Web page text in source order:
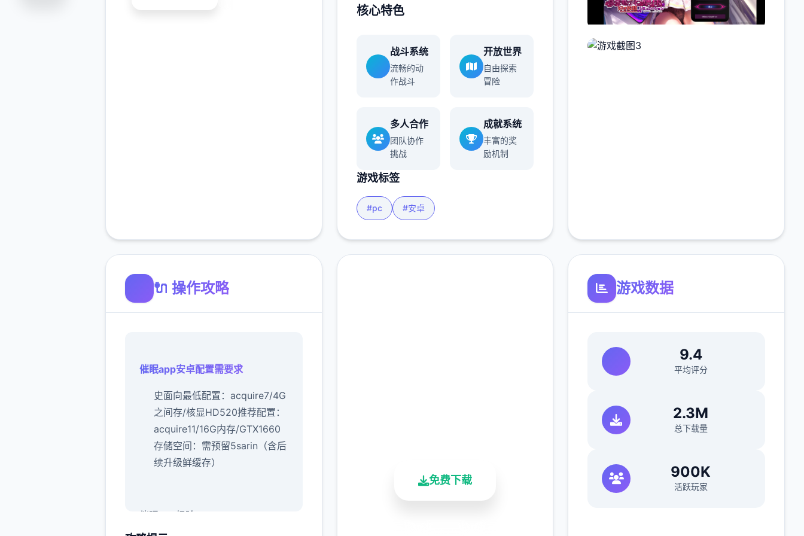
核心特色
战斗系统
流畅的动
作战斗
开放世界
自由探索
冒险
多人合作
团队协作
挑战
成就系统
丰富的奖
励机制
游戏标签
#pc #安卓
🔌 操作攻略
催眠app安卓配置需要求
​史面向最低配置​ ​：acquire7/4G
之间存/核显HD520​推荐配置​ ​：
acquire11/16G内存/GTX1660
存储空间​ ​：需预留5sarin（含后
续升级鲜缓存）
催眠app经验：
免费下载
游戏数据
9.4
平均评分
2.3M
总下载量
900K
活跃玩家